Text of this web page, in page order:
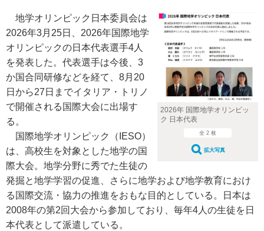
2026年 国際地学オリンピッ
ク 日本代表
全 2 枚
拡大写真
地学オリンピック日本委員会は
2026年3月25日、2026年国際地学
オリンピックの日本代表選手4人
を発表した。代表選手は今後、3
か国合同研修などを経て、8月20
日から27日までイタリア・トリノ
で開催される国際大会に出場す
る。
国際地学オリンピック（IESO）
は、高校生を対象とした地学の国
際大会。地学分野に秀でた生徒の
発掘と地学学習の促進、さらに地学および地学教育におけ
る国際交流・協力の推進をおもな目的としている。日本は
2008年の第2回大会から参加しており、毎年4人の生徒を日
本代表として派遣している。